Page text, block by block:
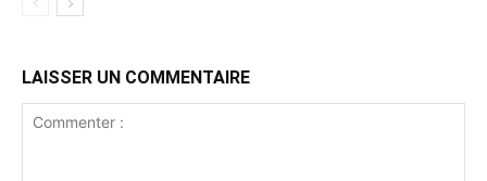
LAISSER UN COMMENTAIRE